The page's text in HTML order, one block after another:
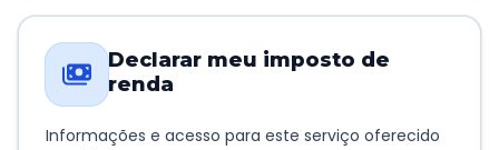
Declarar meu imposto de
renda
Informações e acesso para este serviço oferecido